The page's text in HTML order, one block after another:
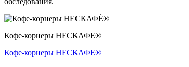
Кофе-корнеры НЕСКАФЕ®
Кофе-корнеры НЕСКАФЕ®